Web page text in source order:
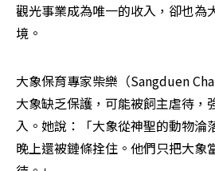
觀光事業成為唯一的收入，卻也為
境。
大象保育專家柴樂（Sangduen
大象缺乏保護，可能被飼主虐待，
入。她說：「大象從神聖的動物淪
晚上還被鏈條拴住。他們只把大象